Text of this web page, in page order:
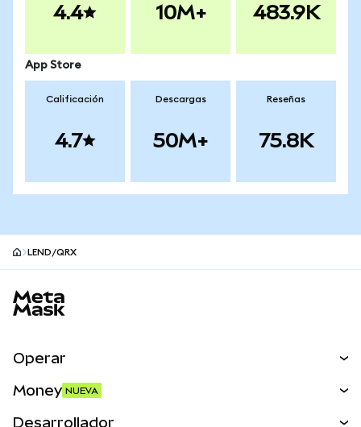
4.4 10M+ 483.9K
App Store
Calificación
4.7
Descargas
50M+
Reseñas
75.8K
LEND/QRX
Operar
Money NUEVA
Desarrollador